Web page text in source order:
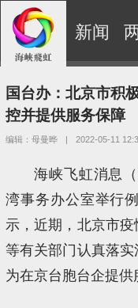
新闻
国台办：北京市积
控并提供服务保障
编辑：母曼晔 | 2022-05-11
海峡飞虹消息
湾事务办公室举行
示，近期，北京市
等有关部门认真落
为在京台胞台企提供